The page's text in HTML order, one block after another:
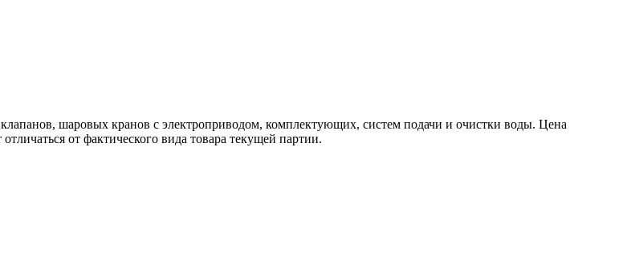
шаровых кранов с электроприводом, комплектующих, систем подачи и очистки воды. Цена
от фактического вида товара текущей партии.